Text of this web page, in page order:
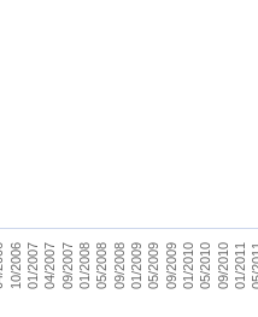
10/200601/200704/200709/200701/200805/200809/200801/200905/200909/200901/201005/201009/201001/2011